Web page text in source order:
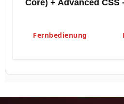
Core) + Advanced CSS
Fernbedienung